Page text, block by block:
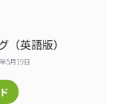
（英語版）
5月19日